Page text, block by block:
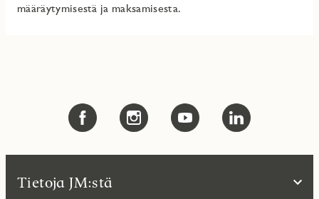
määräytymisestä ja maksamisesta.
Tietoja JM:stä